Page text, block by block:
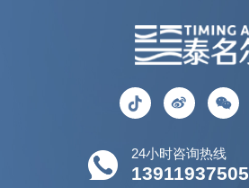
24小时咨询热线
13911937505